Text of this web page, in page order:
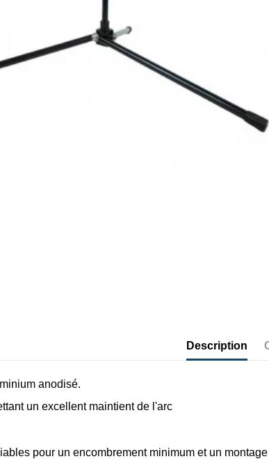
Description
anodisé.
un excellent maintient de l'arc
pour un encombrement minimum et un